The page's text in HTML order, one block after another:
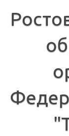
содержимому